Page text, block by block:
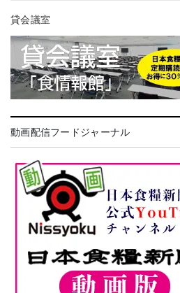
貸会議室
動画配信フードジャーナル